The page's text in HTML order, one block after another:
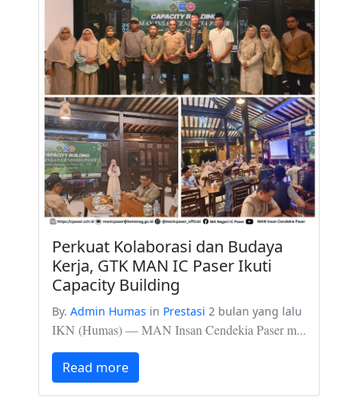
Perkuat Kolaborasi dan Budaya
Kerja, GTK MAN IC Paser Ikuti
Capacity Building
By. Admin Humas in Prestasi 2 bulan yang lalu
IKN (Humas) — MAN Insan Cendekia Paser m...
Read more